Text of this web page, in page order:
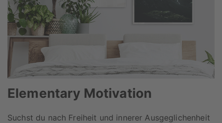
Elementary Motivation
Suchst du nach Freiheit und innerer Ausgeglichenheit